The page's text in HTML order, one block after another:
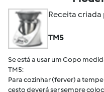
Receita criada
TM5
Se está a usar um Copo
TM5:
Para cozinhar (ferver) a
cesto deverá ser sempre